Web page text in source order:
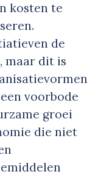
kosten te
de
maar dit is
voorbode
groei
die niet